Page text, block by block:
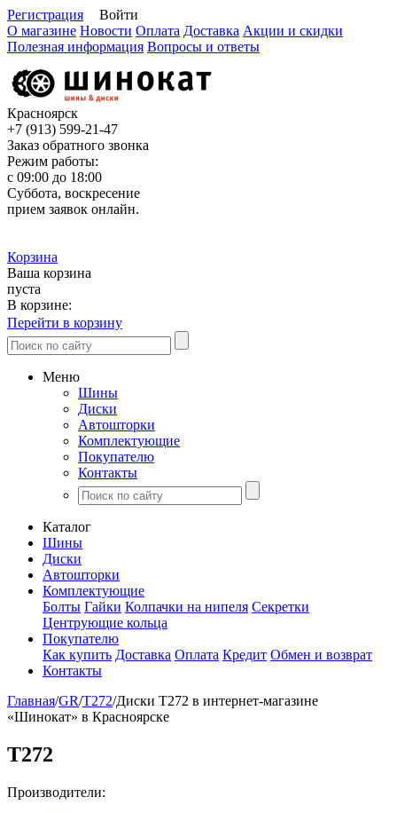
Регистрация
Войти
О магазине Новости Оплата Доставка Акции и скидки
Полезная информация Вопросы и ответы
Красноярск
+7 (913) 599-21-47
Заказ обратного звонка
Режим работы:
с 09:00 до 18:00
Суббота, воскресение
прием заявок онлайн.
Корзина
Ваша корзина
пуста
В корзине:
Перейти в корзину
Меню
Шины
Диски
Автошторки
Комплектующие
Покупателю
Контакты
Каталог
Шины
Диски
Автошторки
Комплектующие
Болты Гайки Колпачки на нипеля Секретки
Центрующие кольца
Покупателю
Как купить Доставка Оплата Кредит Обмен и возврат
Контакты
Главная/GR/T272/Диски T272 в интернет-магазине
«Шинокат» в Красноярске
T272
Производители: